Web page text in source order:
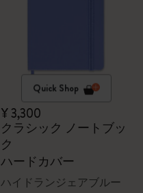
Quick Shop
¥ 3,300
クラシック ノートブッ
ク
ハードカバー
ハイドランジェアブルー